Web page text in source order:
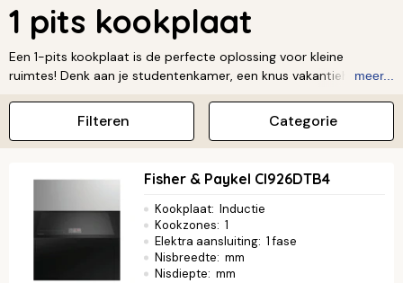
1 pits kookplaat
Een 1-pits kookplaat is de perfecte oplossing voor kleine
ruimtes! Denk aan je studentenkamer, een knus vakantiehuisje, of
compacte formaat, is hij krachtig genoeg om je maaltijden snel
en efficiënt te bereiden. Ideaal voor een snelle hap of als hulpje
wanneer je handen tekortkomt. Ontdek nu de kookplaat die bij
jou past en geniet overal van een heerlijke maaltijd.
meer...
Categorie
Filteren
Fisher & Paykel CI926DTB4
Kookplaat: Inductie
Kookzones: 1
Elektra aansluiting: 1 fase
Nisbreedte: mm
Nisdiepte: mm